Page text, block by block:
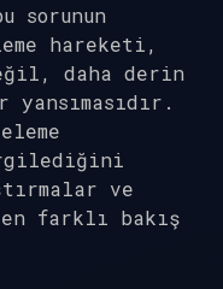
sorunun
hareketi,
daha derin
ve
farklı bakış